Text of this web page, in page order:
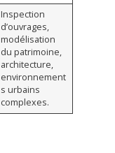
Inspection
d’ouvrages,
modélisation
du patrimoine,
architecture,
environnement
s urbains
complexes.